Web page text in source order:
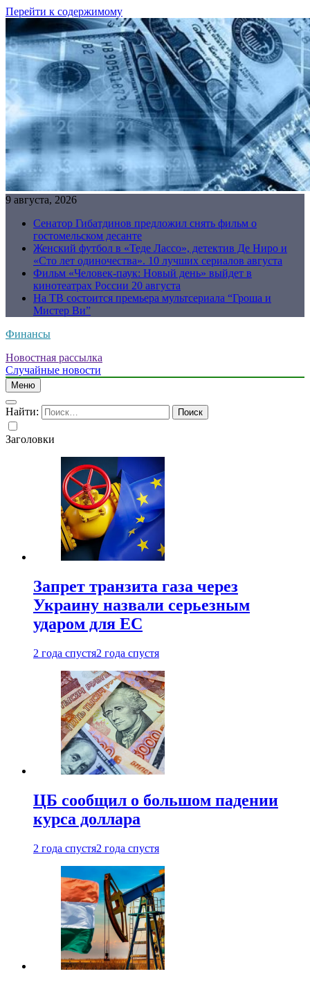
Перейти к содержимому
9 августа, 2026
Сенатор Гибатдинов предложил снять фильм о
гостомельском десанте
Женский футбол в «Теде Лассо», детектив Де Ниро и
«Сто лет одиночества». 10 лучших сериалов августа
Фильм «Человек-паук: Новый день» выйдет в
кинотеатрах России 20 августа
На ТВ состоится премьера мультсериала “Гроша и
Мистер Ви”
Финансы
Новостная рассылка
Случайные новости
Меню
Найти:
Заголовки
Запрет транзита газа через
Украину назвали серьезным
ударом для ЕС
2 года спустя2 года спустя
ЦБ сообщил о большом падении
курса доллара
2 года спустя2 года спустя